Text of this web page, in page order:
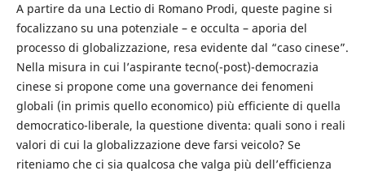
A partire da una Lectio di Romano Prodi, queste pagine si
focalizzano su una potenziale – e occulta – aporia del
processo di globalizzazione, resa evidente dal “caso cinese”.
Nella misura in cui l’aspirante tecno(-post)-democrazia
cinese si propone come una governance dei fenomeni
globali (in primis quello economico) più efficiente di quella
democratico-liberale, la questione diventa: quali sono i reali
valori di cui la globalizzazione deve farsi veicolo? Se
riteniamo che ci sia qualcosa che valga più dell’efficienza